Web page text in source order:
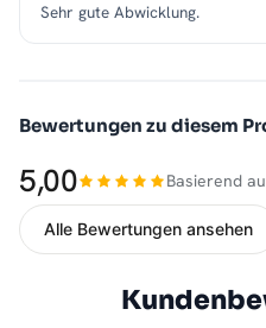
Sehr gute Abwicklung.
Bewertungen zu diesem
5,00 Basierend
Alle Bewertungen ansehen